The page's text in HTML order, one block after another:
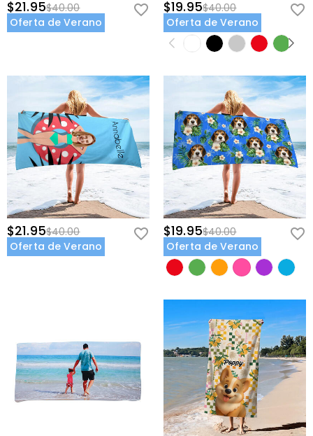
$21.95$40.00
Oferta de Verano
$19.95$40.00
Oferta de Verano
$21.95$40.00
Oferta de Verano
$19.95$40.00
Oferta de Verano